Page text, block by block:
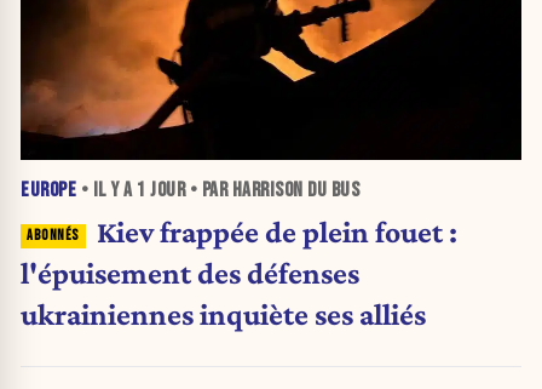
EUROPE • IL Y A 1 JOUR• PAR HARRISON DU BUS
Kiev frappée de plein fouet :
l'épuisement des défenses
ukrainiennes inquiète ses alliés